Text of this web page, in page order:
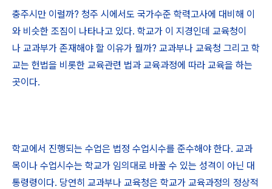
충주시만 이럴까? 청주 시에서도 국가수준 학력고사에 대비해 이
와 비슷한 조짐이 나타나고 있다. 학교가 이 지경인데 교육청이
나 교과부가 존재해야 할 이유가 뭘까? 교과부나 교육청 그리고 학
교는 헌법을 비롯한 교육관련 법과 교육과정에 따라 교육을 하는
곳이다.
학교에서 진행되는 수업은 법정 수업시수를 준수해야 한다. 교과
목이나 수업시수는 학교가 임의대로 바꿀 수 있는 성격이 아닌 대
통령령이다. 당연히 교과부나 교육청은 학교가 교육과정의 정상적